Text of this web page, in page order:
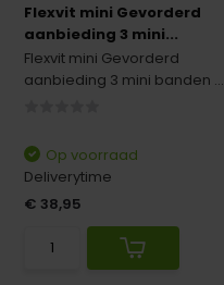
Flexvit mini Gevorderd
aanbieding 3 mini...
Flexvit mini Gevorderd
aanbieding 3 mini banden ...
Op voorraad
Deliverytime
€ 38,95